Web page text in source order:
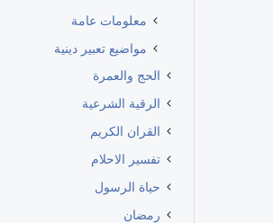
معلومات عامة
مواضيع تعبير دينية
الحج والعمرة
الرقية الشرعية
القران الكريم
تفسير الاحلام
حياة الرسول
رمضان